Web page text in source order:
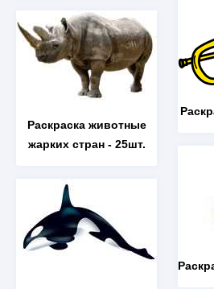
Раскраска животные
жарких стран- 25шт.